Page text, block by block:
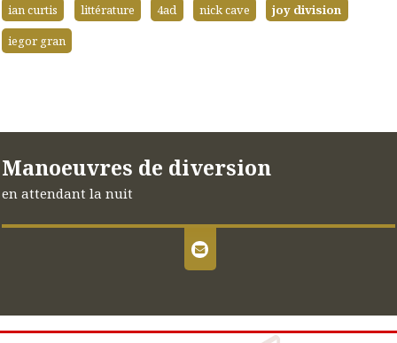
ian curtis
littérature 4ad nick cave
joy division
iegor gran
Manoeuvres de diversion
en attendant la nuit